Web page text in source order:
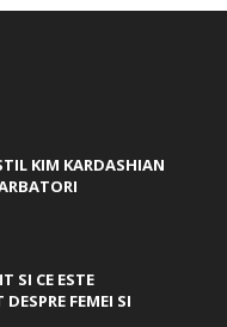
KIM KARDASHIAN
SI CE ESTE
FEMEI SI